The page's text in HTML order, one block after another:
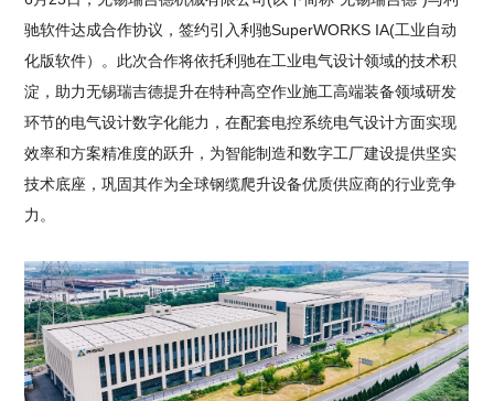
驰软件达成合作协议，签约引入利驰SuperWORKS IA(工业自动
化版软件）。此次合作将依托利驰在工业电气设计领域的技术积
淀，助力无锡瑞吉德提升在特种高空作业施工高端装备领域研发
环节的电气设计数字化能力，在配套电控系统电气设计方面实现
效率和方案精准度的跃升，为智能制造和数字工厂建设提供坚实
技术底座，巩固其作为全球钢缆爬升设备优质供应商的行业竞争
力。